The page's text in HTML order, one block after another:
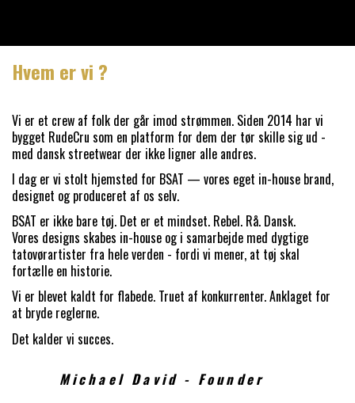
Hvem er vi ?
Vi er et crew af folk der går imod strømmen. Siden 2014 har vi
bygget RudeCru som en platform for dem der tør skille sig ud -
med dansk streetwear der ikke ligner alle andres.
I dag er vi stolt hjemsted for BSAT — vores eget in-house brand,
designet og produceret af os selv.
BSAT er ikke bare tøj. Det er et mindset. Rebel. Rå. Dansk.
Vores designs skabes in-house og i samarbejde med dygtige
tatovørartister fra hele verden - fordi vi mener, at tøj skal
fortælle en historie.
Vi er blevet kaldt for flabede. Truet af konkurrenter. Anklaget for
at bryde reglerne.
Det kalder vi succes.
Michael David - Founder